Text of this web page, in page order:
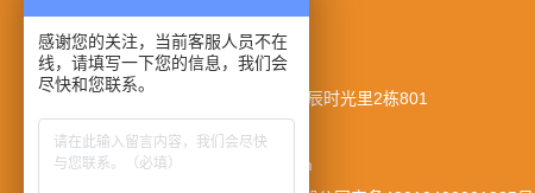
© 湖南长轲科技发展有限公司
地址： 长沙市岳麓区谷山路北辰时光里2栋801
电话： 13875924559
E-mail： 275632690@qq.com
感谢您的关注，当前客服人员不在
线，请填写一下您的信息，我们会
尽快和您联系。